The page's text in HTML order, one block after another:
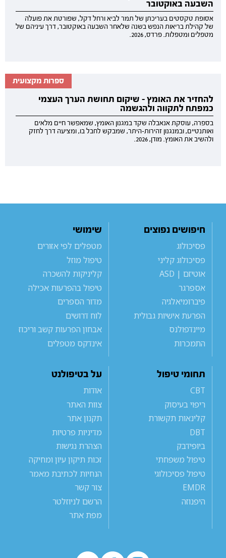
השבעה באוקטובר
אסופת טקסטים בעריכתן של תמר לביא ורחל דקל, שפורטת את פועלה
של קהילת בריאות הנפש בשנה שלאחר השבעה באוקטובר, דרך עיניהם של
מטפלים ומטפלות. פרדס, 2026.
ספרות מקצועית
להחזיר את האומץ - שיקום תחושת הערך העצמי
כמפתח לתקווה ולהגשמה
בספרה, עוסקת אנאבלה שקד במגנון האומץ, שמאפשר חיים מלאים
ואותנטיים, ובמנגנון זהירות-היתר, שמבקש לחבל בו, ומציעה דרך לחזק
ולהשיב את האומץ. מודן, 2026.
חיפושים נפוצים
פסיכולוג
פסיכולוג קליני
אוטיזם | ASD
אספרגר
פיברומיאלגיה
הפרעת אישיות גבולית
מיינדפולנס
התמכרות
שימושי
מטפלים לפי אזורים
טיפול מוזל
קליניקות להשכרה
טיפול בהפרעות אכילה
מדור הספרים
לוח דרושים
אבחון הפרעות קשב וריכוז
אינדקס מטפלים
תחומי טיפול
CBT
ריפוי בעיסוק
קלינאות תקשורת
DBT
ביופידבק
טיפול משפחתי
טיפול פסיכולוגי
EMDR
היפנוזה
על בטיפולנט
אודות
צוות האתר
תקנון אתר
מדיניות פרטיות
הצהרת נגישות
זכות תיקון עיון ומחיקה
הנחיות לכתיבת מאמר
צור קשר
הרשם לניוזלטר
מפת אתר